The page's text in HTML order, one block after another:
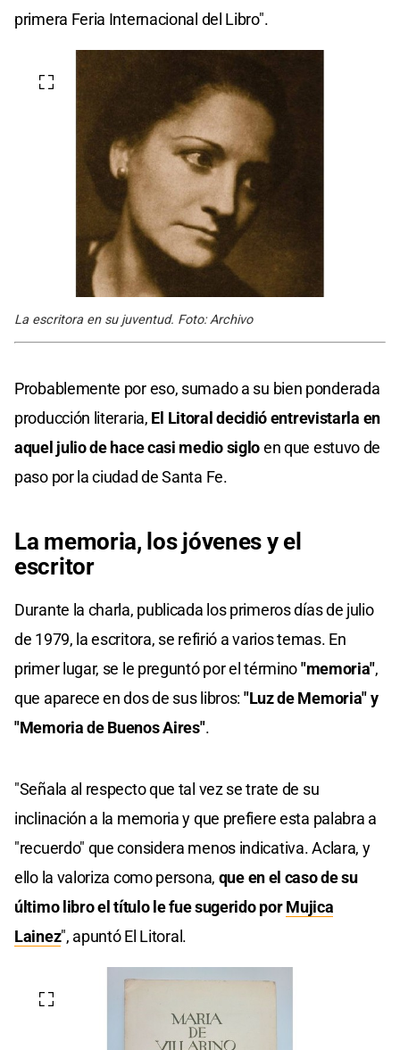
primera Feria Internacional del Libro".
La escritora en su juventud. Foto: Archivo
Probablemente por eso, sumado a su bien ponderada
producción literaria, El Litoral decidió entrevistarla en
aquel julio de hace casi medio sigloen que estuvo de
paso por la ciudad de Santa Fe.
La memoria, los jóvenes y el
escritor
Durante la charla, publicada los primeros días de julio
de 1979, la escritora, se refirió a varios temas. En
primer lugar, se le preguntó por el término"memoria",
que aparece en dos de sus libros: "Luz de Memoria" y
"Memoria de Buenos Aires".
"Señala al respecto que tal vez se trate de su
inclinación a la memoria y que prefiere esta palabra a
"recuerdo" que considera menos indicativa. Aclara, y
ello la valoriza como persona, que en el caso de su
último libro el título le fue sugerido porMujica
Lainez", apuntó El Litoral.